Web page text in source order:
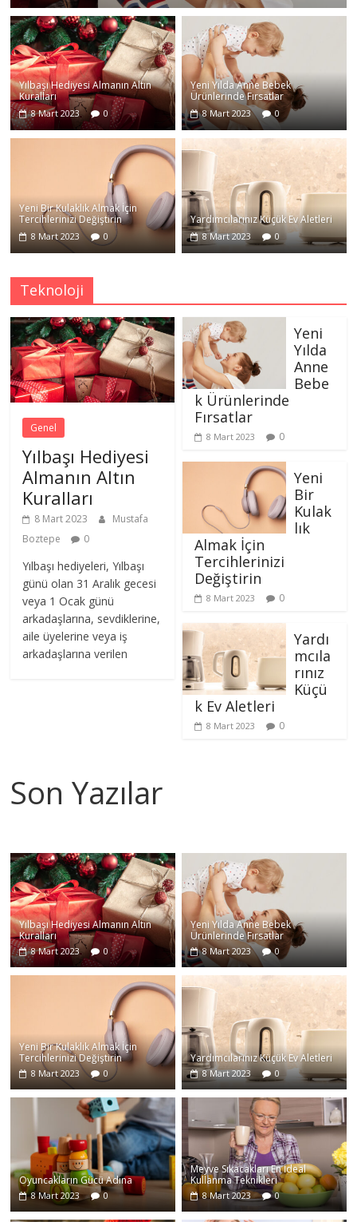
Yılbaşı Hediyesi Almanın Altın
Kuralları
8 Mart 2023 0
Yeni Yılda Anne Bebek
Ürünlerinde Fırsatlar
8 Mart 2023 0
Yeni Bir Kulaklık Almak İçin
Tercihlerinizi Değiştirin
8 Mart 2023 0
Yardımcılarınız Küçük Ev Aletleri
8 Mart 2023 0
Teknoloji
Genel
Yılbaşı Hediyesi
Almanın Altın
Kuralları
8 Mart 2023
Mustafa
Boztepe
0
Yılbaşı hediyeleri, Yılbaşı
günü olan 31 Aralık gecesi
veya 1 Ocak günü
arkadaşlarına, sevdiklerine,
aile üyelerine veya iş
arkadaşlarına verilen
Yeni
Yılda
Anne
Bebe
k Ürünlerinde
Fırsatlar
8 Mart 2023 0
Yeni
Bir
Kulak
lık
Almak İçin
Tercihlerinizi
Değiştirin
8 Mart 2023 0
Yardı
mcıla
rınız
Küçü
k Ev Aletleri
8 Mart 2023 0
Son Yazılar
Yılbaşı Hediyesi Almanın Altın
Kuralları
8 Mart 2023 0
Yeni Yılda Anne Bebek
Ürünlerinde Fırsatlar
8 Mart 2023 0
Yeni Bir Kulaklık Almak İçin
Tercihlerinizi Değiştirin
8 Mart 2023 0
Yardımcılarınız Küçük Ev Aletleri
8 Mart 2023 0
Oyuncakların Gücü Adına
8 Mart 2023 0
Meyve Sıkacakları En İdeal
Kullanma Teknikleri
8 Mart 2023 0